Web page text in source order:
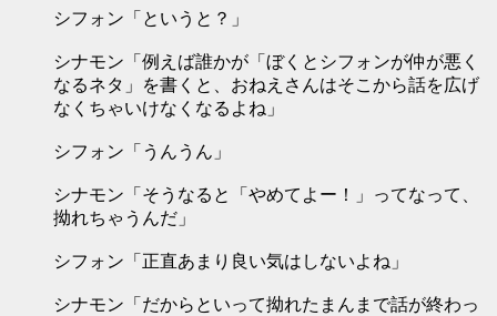
シフォン「というと？」
シナモン「例えば誰かが「ぼくとシフォンが仲が悪く
なるネタ」を書くと、おねえさんはそこから話を広げ
なくちゃいけなくなるよね」
シフォン「うんうん」
シナモン「そうなると「やめてよー！」ってなって、
拗れちゃうんだ」
シフォン「正直あまり良い気はしないよね」
シナモン「だからといって拗れたまんまで話が終わっ